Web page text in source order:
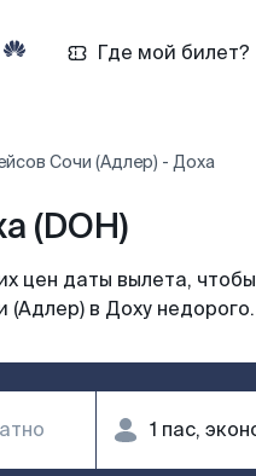
Где мой билет?
Сочи (Адлер) - Доха
(DOH)
цен даты вылета, чтобы
(Адлер) в Доху недорого.